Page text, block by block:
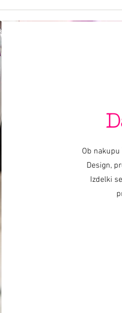
_ Nadica Petrova (foto in video)
foto Nik Vidmar
Katja Žagar
Majcen (za POPTV)
Ob
Design,
Izdelki